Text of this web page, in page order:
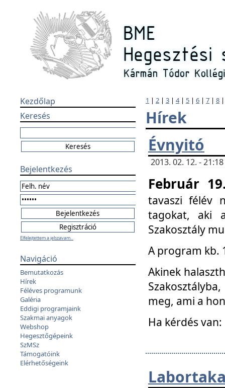
Kezdőlap
Keresés
Bejelentkezés
Elfelejtettem a jelszavam...
Navigáció
Bemutatkozás
Hírek
Féléves programunk
Galéria
Eddigi programjaink
Szakmai anyagok
Webshop
Hegesztőgépeink
SzMSz
Támogatóink
Elérhetőségeink
1 | 2 | 3 | 4| 5 | 6 | 7 | 8
Hírek
Évnyitó
2013. 02. 12. -
Február
tavaszi félév
tagokat, aki
Szakosztály
A program kb.
Akinek
meg, ami a
Ha kérdés